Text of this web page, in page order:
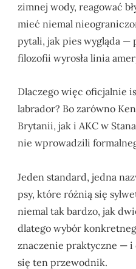
zimnej wody, reagować
mieć niemal
pytali, jak pies wygląda —
filozofii wyrosła linia
Dlaczego więc oficjalnie
labrador? Bo zarówno
Brytanii, jak i AKC w
nie wprowadzili
Jeden standard, jedna
psy, które różnią się
niemal tak bardzo, jak
dlatego wybór
znaczenie praktyczne — i
się ten przewodnik.